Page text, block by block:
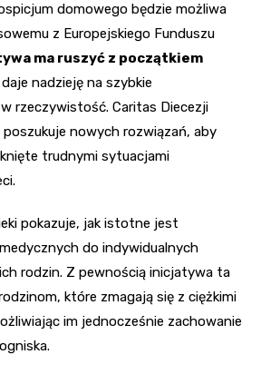
domowego będzie możliwa
z Europejskiego Funduszu
ma ruszyć z początkiem
nadzieję na szybkie
rzeczywistość. Caritas Diecezji
poszukuje nowych rozwiązań, aby
trudnymi sytuacjami
pokazuje, jak istotne jest
do indywidualnych
rodzin. Z pewnością inicjatywa ta
które zmagają się z ciężkimi
im jednocześnie zachowanie